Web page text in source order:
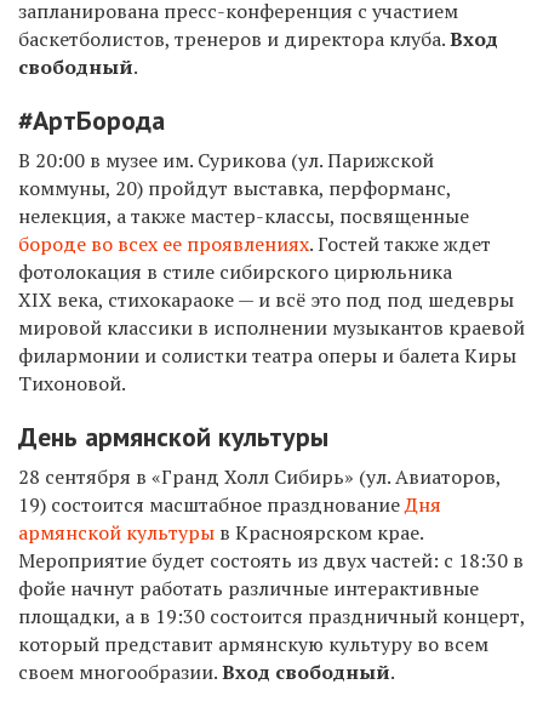
запланирована пресс-конференция с участием
баскетболистов, тренеров и директора клуба.Вход
свободный.
#АртБорода
В 20:00 в музее им. Сурикова (ул.Парижской
коммуны, 20) пройдут выставка, перформанс,
нелекция, а также мастер-классы, посвященные
бороде во всех ее проявлениях. Гостей также ждет
фотолокация в стиле сибирского цирюльника
XIX века, стихокараоке — и всё это под под шедевры
мировой классики в исполнении музыкантов краевой
филармонии и солистки театра оперы и балета Киры
Тихоновой.
День армянской культуры
28 сентября в «Гранд Холл Сибирь» (ул. Авиаторов,
19) состоится масштабное празднованиеДня
армянской культуры в Красноярском крае.
Мероприятие будет состоять из двух частей: с 18:30 в
фойе начнут работать различные интерактивные
площадки, а в 19:30 состоится праздничный концерт,
который представит армянскую культуру во всем
своем многообразии.Вход свободный.